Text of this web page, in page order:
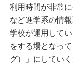
利用時間が非常
など進学系の情
学校が運用して
をする場となっ
グ）」にしてい